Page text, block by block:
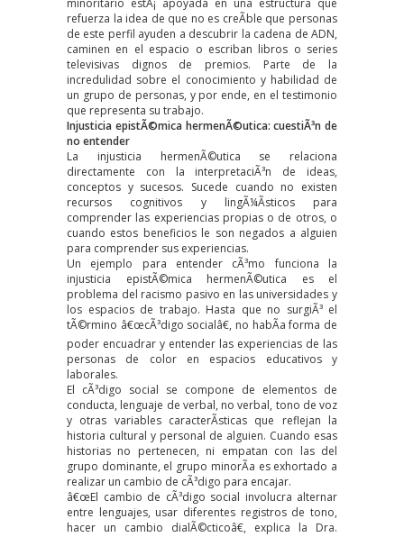
refuerza la idea de que no es creÃ­ble que personas
de este perfil ayuden a descubrir la cadena de ADN,
caminen en el espacio o escriban libros o series
televisivas dignos de premios. Parte de la
incredulidad sobre el conocimiento y habilidad de
un grupo de personas, y por ende, en el testimonio
que representa su trabajo.
Injusticia epistÃ©mica hermenÃ©utica: cuestiÃ³n de
no entender
La injusticia hermenÃ©utica se relaciona
directamente con la interpretaciÃ³n de ideas,
conceptos y sucesos. Sucede cuando no existen
recursos cognitivos y lingÃ¼Ã­sticos para
comprender las experiencias propias o de otros, o
cuando estos beneficios le son negados a alguien
para comprender sus experiencias.
Un ejemplo para entender cÃ³mo funciona la
injusticia epistÃ©mica hermenÃ©utica es el
problema del racismo pasivo en las universidades y
los espacios de trabajo. Hasta que no surgiÃ³ el
tÃ©rmino â€œcÃ³digo socialâ€, no habÃ­a forma de
poder encuadrar y entender las experiencias de las
personas de color en espacios educativos y
laborales.
El cÃ³digo social se compone de elementos de
conducta, lenguaje de verbal, no verbal, tono de voz
y otras variables caracterÃ­sticas que reflejan la
historia cultural y personal de alguien. Cuando esas
historias no pertenecen, ni empatan con las del
grupo dominante, el grupo minorÃ­a es exhortado a
realizar un cambio de cÃ³digo para encajar.
â€œEl cambio de cÃ³digo social involucra alternar
entre lenguajes, usar diferentes registros de tono,
hacer un cambio dialÃ©cticoâ€, explica la Dra.